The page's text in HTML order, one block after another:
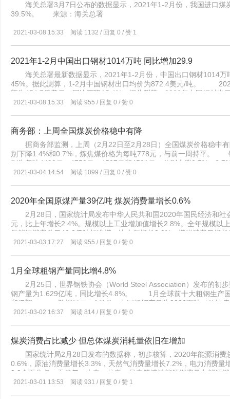
海关总署3月7日公布的数据显示，2021年1-2月份，我国进口煤
39.5%。 来源：海关总署
2021-03-08 15:33 阅读 1132 / 回复 0 / 赞 1
2021年1-2月中国出口钢材1014万吨 同比增加29.9
海关总署最新数据显示，2021年1-2月份，中国出口钢材1014
45%。据此测算，1-2月中国钢材出口均价为872.4美元/吨。
额为454.7亿美元，同比下降15.4%。据此测算，2020年中国钢材出
2021-03-08 15:33 阅读 955 / 回复 0 / 赞 0
商务部：上周全国煤炭价格稳中有降
据商务部监测，上周（2月22日至2月28日）全国煤炭价格稳中
别下降1.4%和0.7%，炼焦煤价格为每吨778元，与前一周持平。
别为每吨4490元、4753元、4597元和4591元，分别上涨2.7%、
2021-03-04 14:54 阅读 1099 / 回复 0 / 赞 0
2020年全国原煤产量39亿吨 煤炭消费量增长0.6%
2月28日，国家统计局发布中华人民共和国2020年国民经济和
元，比上年增长2.4%。规模以上工业增加值增长2.8%。全年规
年能源消费总量49.8亿吨标准煤，比上年增长2.2%。煤炭消费量增
增长3.1%。煤炭消费量占能源消费总量的56.8%，比上年下降0.9
产安全事故共死亡27412人。工矿商贸企业就业人员10万人生产安
0.059人，下降28.9%。道路交通事故万车死亡人数1.66人，下降
2021-03-03 17:27 阅读 955 / 回复 0 / 赞 0
1月全球粗钢产量同比增4.8%
2月25日，世界钢铁协会（World Steel Association）发布的初步
钢产量为1.629亿吨，同比增长4.8%。 1月全球前十大粗钢生产
和伊朗。 数据显示，1月份，中国粗钢产量为9020万吨（估计值
本粗钢产量为790万吨，同比下降3.9%；美国粗钢产量为690万
2021-03-02 16:37 阅读 814 / 回复 0 / 赞 0
煤炭消费占比减少 但总体煤炭消耗量依旧在增加
国家统计局2月28日发布的数据称，初步核算，2020年能源消
0.6%，原油消费量增长3.3%，天然气消费量增长7.2%，电力消
0.9个百分点；天然气、水电、核电、风电等清洁能源消费量占
为全球最大的煤炭消费国和温室气体排放国，中国的煤炭消费量
2021-03-01 13:53 阅读 931 / 回复 0 / 赞 1